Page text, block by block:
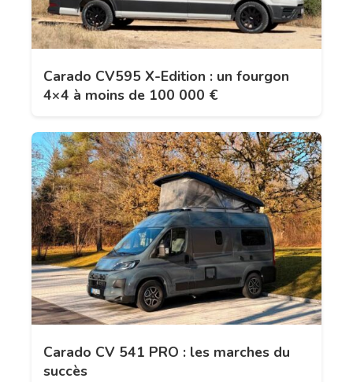
Carado CV595 X-Edition : un fourgon
4×4 à moins de 100 000 €
Carado CV 541 PRO : les marches du
succès